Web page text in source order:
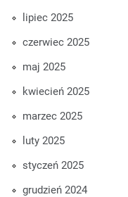
lipiec 2025
czerwiec 2025
maj 2025
kwiecień 2025
marzec 2025
luty 2025
styczeń 2025
grudzień 2024